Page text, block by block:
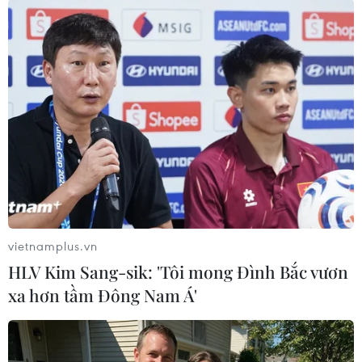
Các địa điểm vui chơi giải trí, công viên và các
môn thể thao tiếp xúc đều bị cấm tại thủ đô và
các tỉnh lân cận, trong khi nhà hàng, phòng tập
và các điểm du lịch trong không gian kín được
phép đón khách tương đương 40% công suất
phục vụ.
Ngoài ra, Philippines cũng kéo dài lệnh cấm
nhập cảnh từ Oman, Các tiểu vương quốc Arab
thống nhất (UAE) và hầu hết các quốc gia Nam Á
nhằm ngăn chặn các biến thể lây lan nhanh./.
(TTXVN/Vietnam+)
vietnamplus.vn
HLV Kim Sang-sik: 'Tôi mong Đình Bắc vươn
xa hơn tầm Đông Nam Á'